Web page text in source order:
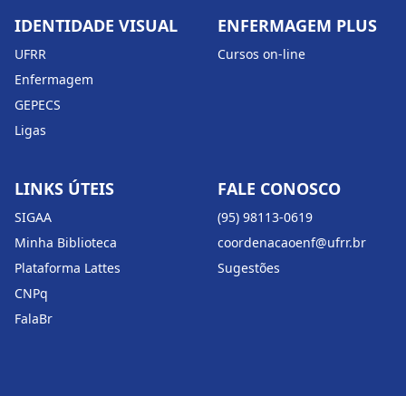
IDENTIDADE VISUAL
UFRR
Enfermagem
GEPECS
Ligas
ENFERMAGEM PLUS
Cursos on-line
LINKS ÚTEIS
SIGAA
Minha Biblioteca
Plataforma Lattes
CNPq
FalaBr
FALE CONOSCO
(95) 98113-0619
coordenacaoenf@ufrr.br
Sugestões